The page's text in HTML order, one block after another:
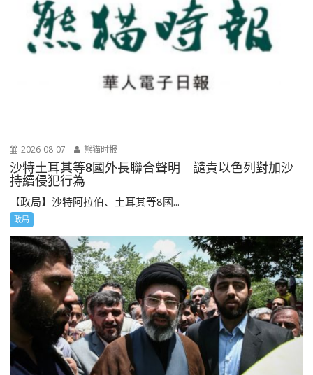
2026-08-07 熊猫时报
沙特土耳其等8國外長聯合聲明 譴責以色列對加沙
持續侵犯行為
【政局】沙特阿拉伯、土耳其等8國...
政局